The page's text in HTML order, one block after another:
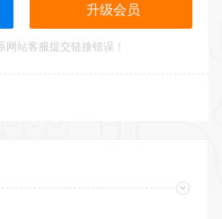
升级会员
网站客服提交链接错误！